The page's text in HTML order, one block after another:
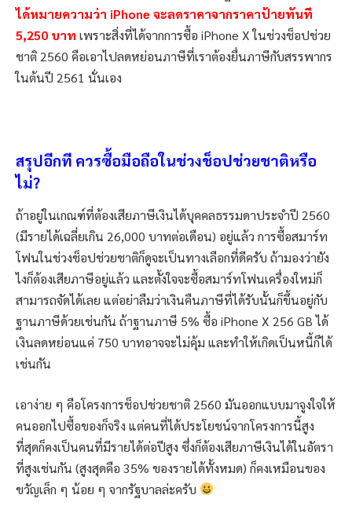
ได้หมายความว่า iPhone จะลดราคาจากราคาป้ายทันที
5,250 บาท เพราะสิ่งที่ได้จากการซื้อ iPhone X ในช่วงช็อปช่วย
ชาติ 2560 คือเอาไปลดหย่อนภาษีที่เราต้องยื่นภาษีกับสรรพากร
ในต้นปี 2561 นั่นเอง
สรุปอีกที ควรซื้อมือถือในช่วงช็อปช่วยชาติหรือ
ไม่?
ถ้าอยู่ในเกณฑ์ที่ต้องเสียภาษีเงินได้บุคคลธรรมดาประจำปี 2560
(มีรายได้เฉลี่ยเกิน 26,000 บาทต่อเดือน) อยู่แล้ว การซื้อสมาร์ท
โฟนในช่วงช็อปช่วยชาติก็ดูจะเป็นทางเลือกที่ดีครับ ถ้ามองว่ายัง
ไงก็ต้องเสียภาษีอยู่แล้ว และตั้งใจจะซื้อสมาร์ทโฟนเครื่องใหม่ก็
สามารถจัดได้เลย แต่อย่าลืมว่าเงินคืนภาษีที่ได้รับนั้นก็ขึ้นอยู่กับ
ฐานภาษีด้วยเช่นกัน ถ้าฐานภาษี 5% ซื้อ iPhone X 256 GB ได้
เงินลดหย่อนแค่ 750 บาทอาจจะไม่คุ้ม และทำให้เกิดเป็นหนี้ก็ได้
เช่นกัน
เอาง่าย ๆ คือโครงการช็อปช่วยชาติ 2560 มันออกแบบมาจูงใจให้
คนออกไปซื้อของก็จริง แต่คนที่ได้ประโยชน์จากโครงการนี้สูง
ที่สุดก็คงเป็นคนที่มีรายได้ต่อปีสูง ซึ่งก็ต้องเสียภาษีเงินได้ในอัตรา
ที่สูงเช่นกัน (สูงสุดคือ 35% ของรายได้ทั้งหมด) ก็คงเหมือนของ
ขวัญเล็ก ๆ น้อย ๆ จากรัฐบาลล่ะครับ